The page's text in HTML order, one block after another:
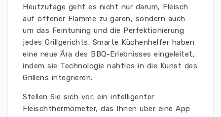
Heutzutage geht es nicht nur darum, Fleisch
auf offener Flamme zu garen, sondern auch
um das Feintuning und die Perfektionierung
jedes Grillgerichts. Smarte Küchenhelfer haben
eine neue Ära des BBQ-Erlebnisses eingeleitet,
indem sie Technologie nahtlos in die Kunst des
Grillens integrieren.
Stellen Sie sich vor, ein intelligenter
Fleischthermometer, das Ihnen über eine App